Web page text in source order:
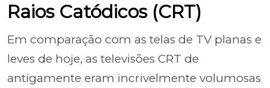
Raios Catódicos (CRT)
Em comparação com as telas de TV planas e
leves de hoje, as televisões CRT de
antigamente eram incrivelmente volumosas